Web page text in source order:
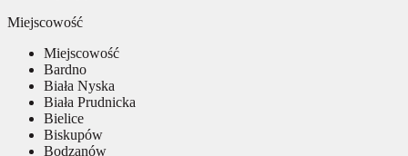
Miejscowość
Miejscowość
Bardno
Biała Nyska
Biała Prudnicka
Bielice
Biskupów
Bodzanów